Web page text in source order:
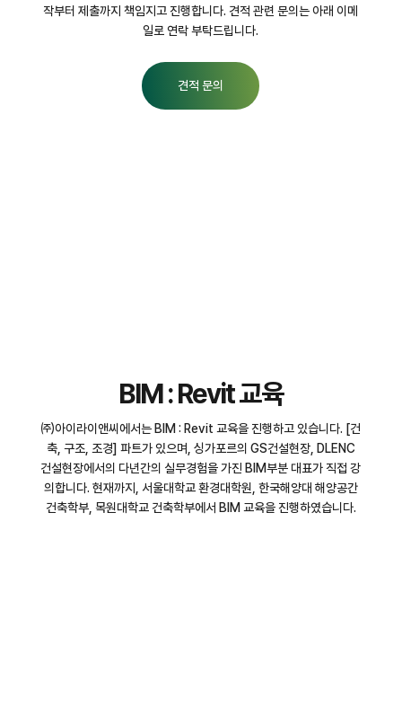
작부터 제출까지 책임지고 진행합니다. 견적 관련 문의는 아래 이메
일로 연락 부탁드립니다.
견적 문의
BIM : Revit 교육
㈜아이라이앤씨에서는 BIM : Revit 교육을 진행하고 있습니다. [건
축, 구조, 조경] 파트가 있으며, 싱가포르의 GS건설현장, DLENC
건설현장에서의 다년간의 실무경험을 가진 BIM부분 대표가 직접 강
의합니다. 현재까지, 서울대학교 환경대학원, 한국해양대 해양공간
건축학부, 목원대학교 건축학부에서 BIM 교육을 진행하였습니다.